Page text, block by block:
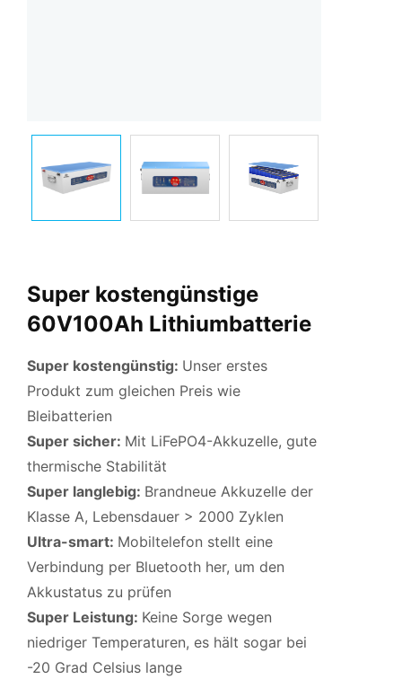
Super kostengünstige
60V100Ah Lithiumbatterie
Super kostengünstig: Unser erstes
Produkt zum gleichen Preis wie
Bleibatterien
Super sicher: Mit LiFePO4-Akkuzelle, gute
thermische Stabilität
Super langlebig: Brandneue Akkuzelle der
Klasse A, Lebensdauer > 2000 Zyklen
Ultra-smart: Mobiltelefon stellt eine
Verbindung per Bluetooth her, um den
Akkustatus zu prüfen
Super Leistung: Keine Sorge wegen
niedriger Temperaturen, es hält sogar bei
-20 Grad Celsius lange